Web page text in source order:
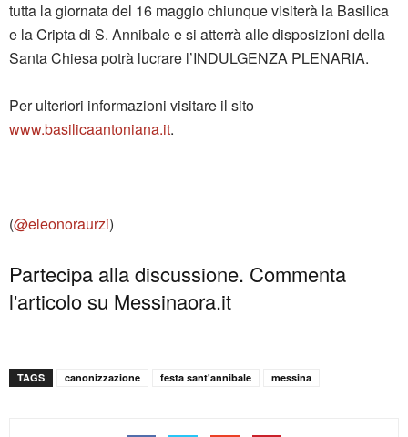
tutta la giornata del 16 maggio chiunque visiterà la Basilica
e la Cripta di S. Annibale e si atterrà alle disposizioni della
Santa Chiesa potrà lucrare l’INDULGENZA PLENARIA.
Per ulteriori informazioni visitare il sito
www.basilicaantoniana.it.
(@eleonoraurzi)
Partecipa alla discussione. Commenta
l'articolo su Messinaora.it
TAGS canonizzazione festa sant'annibale messina